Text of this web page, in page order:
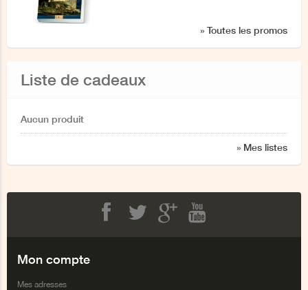
» Toutes les promos
Liste de cadeaux
Aucun produit
» Mes listes
Mon compte
Mes adresses